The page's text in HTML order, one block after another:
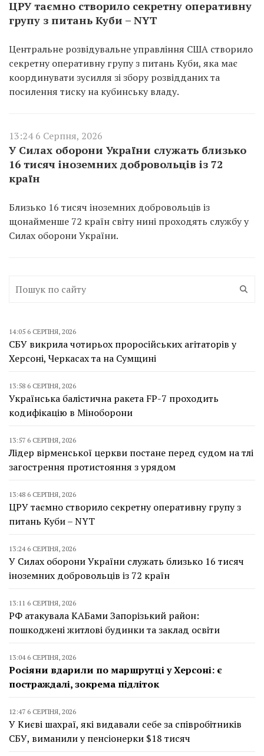
ЦРУ таємно створило секретну оперативну
групу з питань Куби – NYT
Центральне розвідувальне управління США створило
секретну оперативну групу з питань Куби, яка має
координувати зусилля зі збору розвідданих та
посилення тиску на кубинську владу.
13:24 6 Серпня, 2026
У Силах оборони України служать близько
16 тисяч іноземних добровольців із 72
країн
Близько 16 тисяч іноземних добровольців із
щонайменше 72 країн світу нині проходять службу у
Силах оборони України.
14:05 6 СЕРПНЯ, 2026
СБУ викрила чотирьох проросійських агітаторів у
Херсоні, Черкасах та на Сумщині
13:58 6 СЕРПНЯ, 2026
Українська балістична ракета FP-7 проходить
кодифікацію в Міноборони
13:57 6 СЕРПНЯ, 2026
Лідер вірменської церкви постане перед судом на тлі
загострення протистояння з урядом
13:48 6 СЕРПНЯ, 2026
ЦРУ таємно створило секретну оперативну групу з
питань Куби – NYT
13:24 6 СЕРПНЯ, 2026
У Силах оборони України служать близько 16 тисяч
іноземних добровольців із 72 країн
13:11 6 СЕРПНЯ, 2026
РФ атакувала КАБами Запорізький район:
пошкоджені житлові будинки та заклад освіти
13:04 6 СЕРПНЯ, 2026
Росіяни вдарили по маршрутці у Херсоні: є
постраждалі, зокрема підліток
12:47 6 СЕРПНЯ, 2026
У Києві шахраї, які видавали себе за співробітників
СБУ, виманили у пенсіонерки $18 тисяч